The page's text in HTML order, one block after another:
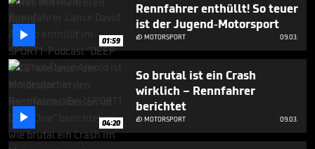
 01:59
Rennfahrer enthüllt! So teuer
ist der Jugend-Motorsport
MOTORSPORT 09.03.
 04:20
So brutal ist ein Crash
wirklich – Rennfahrer
berichtet
MOTORSPORT 09.03.